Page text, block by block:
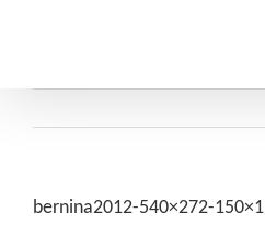
bernina2012-540×272-